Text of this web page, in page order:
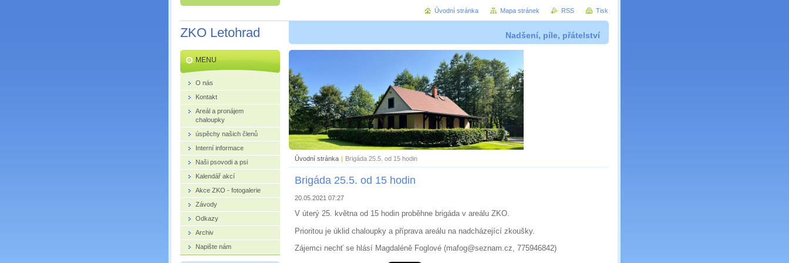
ZKO Letohrad Nadšení, píle, přátelství
Úvodní stránka | Brigáda 25.5. od 15 hodin
Brigáda 25.5. od 15 hodin
20.05.2021 07:27
V úterý 25. května od 15 hodin proběhne brigáda v areálu ZKO.
Prioritou je úklid chaloupky a příprava areálu na nadcházející zkoušky.
Zájemci nechť se hlásí Magdaléně Foglové (mafog@seznam.cz, 775946842)
MENU
O nás
Kontakt
Areál a pronájem
chaloupky
úspěchy našich členů
Interní informace
Naši psovodi a psi
Kalendář akcí
Akce ZKO - fotogalerie
Závody
Odkazy
Archiv
Napište nám
Úvodní stránka Mapa stránek RSS Tisk